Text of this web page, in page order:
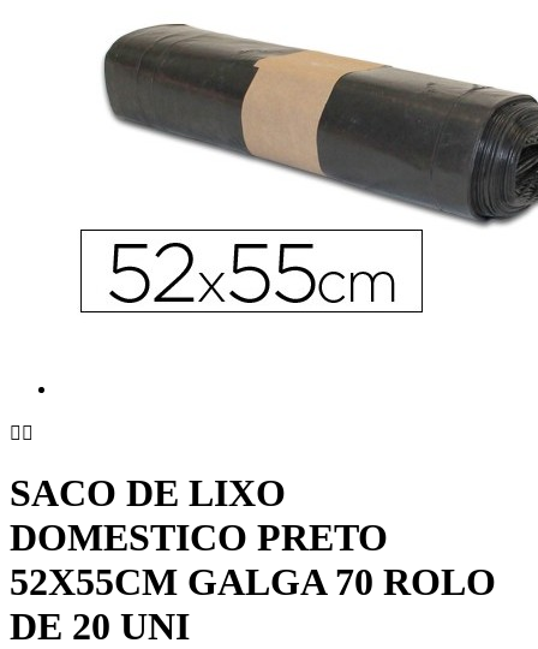
 
SACO DE LIXO
DOMESTICO PRETO
52X55CM GALGA 70 ROLO
DE 20 UNI